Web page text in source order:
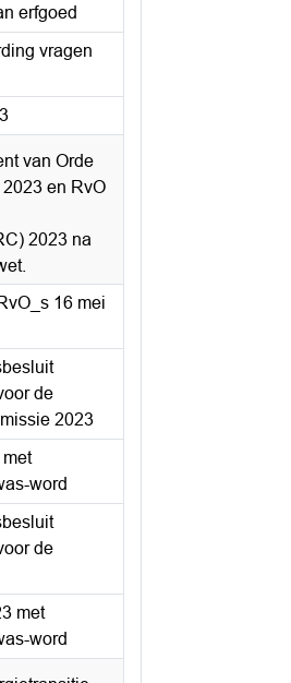
erfgoed
vragen
van Orde
en RvO
2023 na
16 mei
de
2023
word
de
met
word